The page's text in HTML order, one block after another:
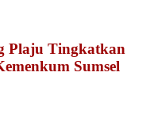
Plaju Tingkatkan
Sumsel